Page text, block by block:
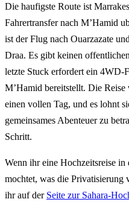
Die haufigste Route ist
Fahrertransfer nach M’Hamid
ist der Flug nach Ouarzazate
Draa. Es gibt keinen
letzte Stuck erfordert ein 4WD-
M’Hamid bereitstellt. Die
einen vollen Tag, und es lohnt
gemeinsames Abenteuer zu
Schritt.
Wenn ihr eine Hochzeitsreise in
mochtet, was die Privatisierung
ihr auf der Seite zur Sahara-